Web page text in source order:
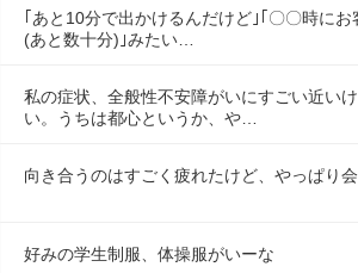
｢あと10分で出かけるんだけど｣｢〇〇時に
(あと数十分)｣みたい…
私の症状、全般性不安障がいにすごい近い
い。うちは都心というか、や…
向き合うのはすごく疲れたけど、やっぱり
好みの学生制服、体操服がいーな